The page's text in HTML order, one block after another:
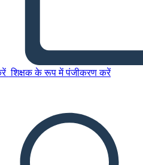
शिक्षक के रूप में पंजीकरण करें
को कॉपी करें
मुझे पढ़कर सुनाओ